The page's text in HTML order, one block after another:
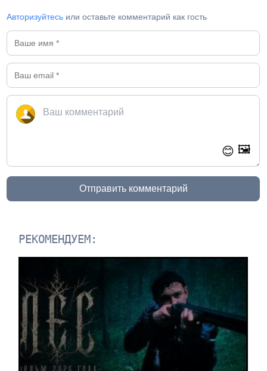
Авторизуйтесь или оставьте комментарий как гость
😊 🖼️
Отправить комментарий
РЕКОМЕНДУЕМ: